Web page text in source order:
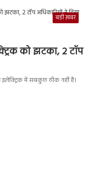
बड़ी ख़बर
को झटका, 2 टॉप
इलेक्ट्रिक में सबकुछ ठीक नहीं है।